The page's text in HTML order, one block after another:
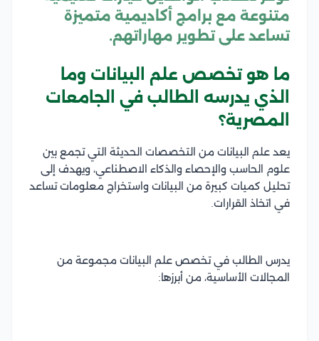
متنوعة مع برامج أكاديمية متميزة
تساعد على تطوير مهاراتهم.
ما هو تخصص علم البيانات وما
الذي يدرسه الطالب في الجامعات
المصرية؟
يعد علم البيانات من التخصصات الحديثة التي تجمع بين
علوم الحاسب والإحصاء والذكاء الاصطناعي، ويهدف إلى
تحليل كميات كبيرة من البيانات واستخراج معلومات تساعد
في اتخاذ القرارات.
يدرس الطالب في تخصص علم البيانات مجموعة من
المجالات الأساسية، من أبرزها: